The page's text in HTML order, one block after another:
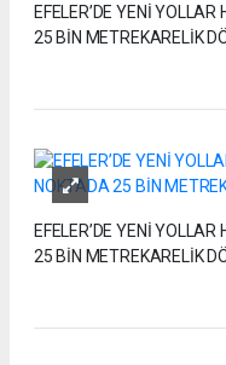
EFELER’DE YENİ
25 BİN METREKARELİK
EFELER’DE YENİ
25 BİN METREKARELİK